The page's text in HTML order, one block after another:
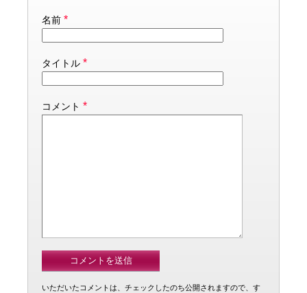
名前 *
タイトル *
コメント *
いただいたコメントは、チェックしたのち公開されますので、す